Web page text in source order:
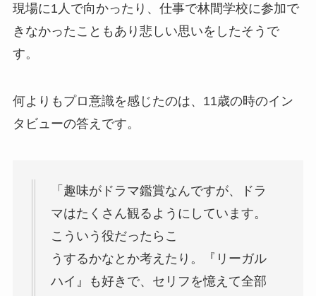
現場に1人で向かったり、仕事で林間学校に参加で
きなかったこともあり悲しい思いをしたそうで
す。
何よりもプロ意識を感じたのは、11歳の時のイン
タビューの答えです。
「趣味がドラマ鑑賞なんですが、ドラ
マはたくさん観るようにしています。
こういう役だったらこ
うするかなとか考えたり。『リーガル
ハイ』も好きで、セリフを憶えて全部